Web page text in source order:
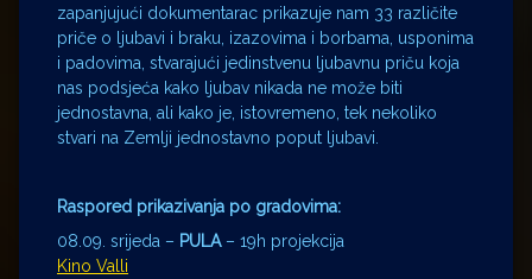
zapanjujući dokumentarac prikazuje nam 33 različite
priče o ljubavi i braku, izazovima i borbama, usponima
i padovima, stvarajući jedinstvenu ljubavnu priču koja
nas podsjeća kako ljubav nikada ne može biti
jednostavna, ali kako je, istovremeno, tek nekoliko
stvari na Zemlji jednostavno poput ljubavi.
Raspored prikazivanja po gradovima:
08.09. srijeda – PULA– 19h projekcija
Kino Valli